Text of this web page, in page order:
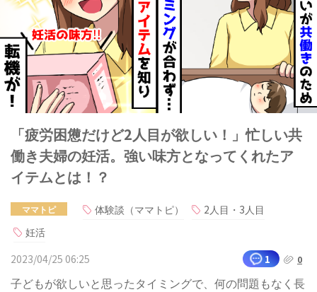
「疲労困憊だけど2人目が欲しい！」忙しい共
働き夫婦の妊活。強い味方となってくれたア
イテムとは！？
ママトピ 体験談（ママトピ）
2人目・3人目
妊活
2023/04/25 06:25
1 0
子どもが欲しいと思ったタイミングで、何の問題もなく長